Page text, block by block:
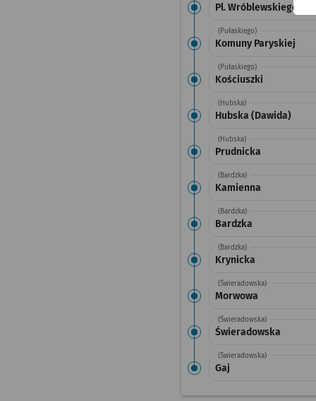
Pl. Wróblewskiego
(Pułaskiego)
Komuny Paryskiej
(Pułaskiego)
Kościuszki
(Hubska)
Hubska (Dawida)
(Hubska)
Prudnicka
(Bardzka)
Kamienna
(Bardzka)
Bardzka
(Bardzka)
Krynicka
(Świeradowska)
Morwowa
(Świeradowska)
Świeradowska
(Świeradowska)
Gaj